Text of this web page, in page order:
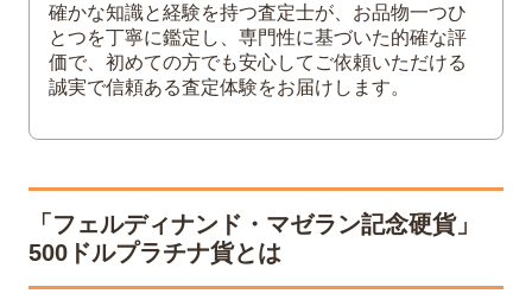
確かな知識と経験を持つ査定士が、お品物一つひ
とつを丁寧に鑑定し、専門性に基づいた的確な評
価で、初めての方でも安心してご依頼いただける
誠実で信頼ある査定体験をお届けします。
「フェルディナンド・マゼラン記念硬貨」
500ドルプラチナ貨とは